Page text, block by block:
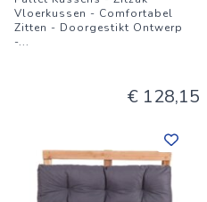
Vloerkussen - Comfortabel
Zitten - Doorgestikt Ontwerp
-...
€ 128,15